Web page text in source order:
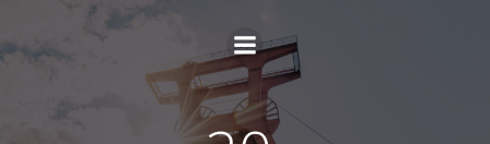
Inhalt
springen